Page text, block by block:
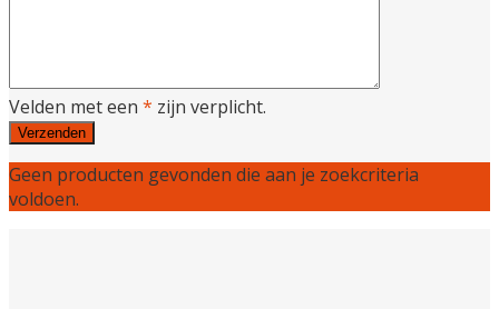
Velden met een * zijn verplicht.
Geen producten gevonden die aan je zoekcriteria
voldoen.